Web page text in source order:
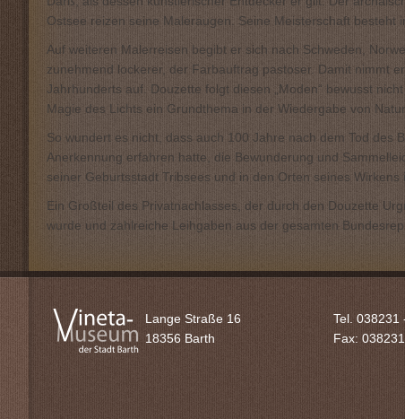
Ostsee reizen seine Maleraugen. Seine Meisterschaft besteht
Auf weiteren Malerreisen begibt er sich nach Schweden,
zunehmend lockerer, der Farbauftrag pastoser. Damit nimmt
Jahrhunderts auf. Douzette folgt diesen „Moden“ bewusst
Magie des Lichts ein Grundthema in der Wiedergabe von
So wundert es nicht, dass auch 100 Jahre nach dem Tod
Anerkennung erfahren hatte, die Bewunderung und
seiner Geburtsstadt Tribsees und in den Orten seines
Ein Großteil des Privatnachlasses, der durch den Douzette
wurde und zahlreiche Leihgaben aus der gesamten
Lange Straße 16
18356 Barth
Tel. 038231
Fax: